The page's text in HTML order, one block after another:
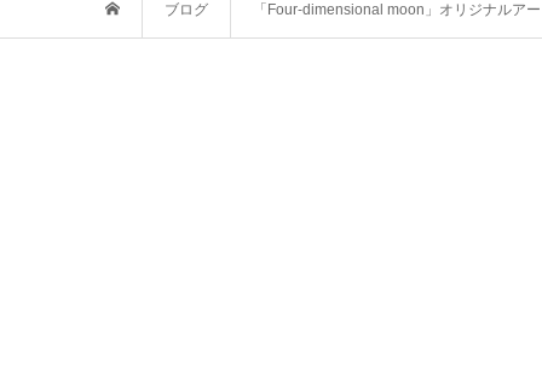
ブログ 「Four-dimensional moon」オリジナルア